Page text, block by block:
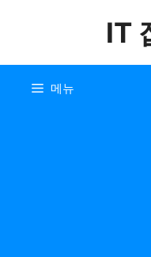
로
IT
메뉴